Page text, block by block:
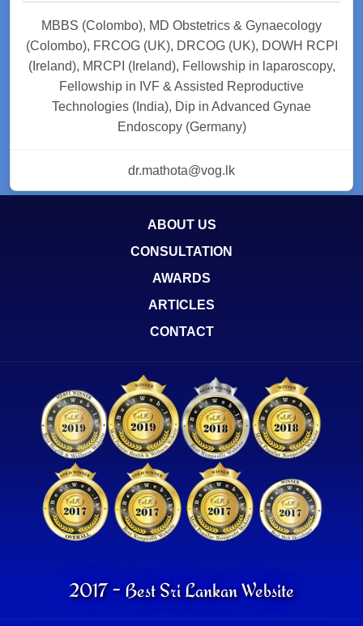
MBBS (Colombo), MD Obstetrics & Gynaecology
(Colombo), FRCOG (UK), DRCOG (UK), DOWH RCPI
(Ireland), MRCPI (Ireland), Fellowship in laparoscopy,
Fellowship in IVF & Assisted Reproductive
Technologies (India), Dip in Advanced Gynae
Endoscopy (Germany)
dr.mathota@vog.lk
ABOUT US
CONSULTATION
AWARDS
ARTICLES
CONTACT
2017 - Best Sri Lankan Website